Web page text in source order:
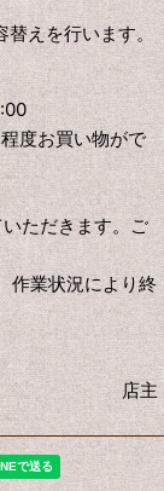
えを行います。
度お買い物がで
いただきます。ご
作業状況により終
店主